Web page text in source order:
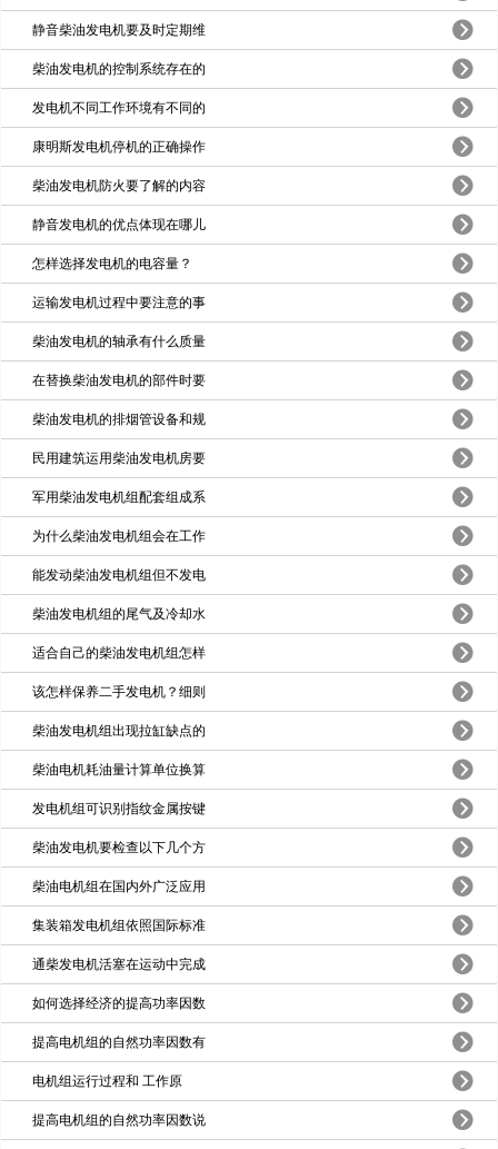
静音柴油发电机要及时定期维
柴油发电机的控制系统存在的
发电机不同工作环境有不同的
康明斯发电机停机的正确操作
柴油发电机防火要了解的内容
静音发电机的优点体现在哪儿
怎样选择发电机的电容量？
运输发电机过程中要注意的事
柴油发电机的轴承有什么质量
在替换柴油发电机的部件时要
柴油发电机的排烟管设备和规
民用建筑运用柴油发电机房要
军用柴油发电机组配套组成系
为什么柴油发电机组会在工作
能发动柴油发电机组但不发电
柴油发电机组的尾气及冷却水
适合自己的柴油发电机组怎样
该怎样保养二手发电机？细则
柴油发电机组出现拉缸缺点的
柴油电机耗油量计算单位换算
发电机组可识别指纹金属按键
柴油发电机要检查以下几个方
柴油电机组在国内外广泛应用
集装箱发电机组依照国际标准
通柴发电机活塞在运动中完成
如何选择经济的提高功率因数
提高电机组的自然功率因数有
电机组运行过程和 工作原
提高电机组的自然功率因数说